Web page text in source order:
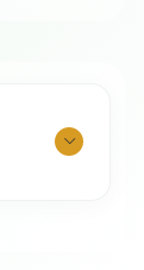
إضاءة داخلية